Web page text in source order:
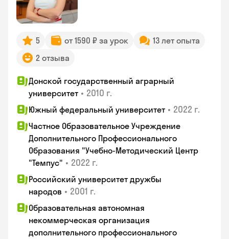
5 от 1590 ₽ за урок
13 лет опыта
2 отзыва
Донской государственный аграрный
университет • 2010 г.
Южный федеральный университет • 2022 г.
Частное Образовательное Учреждение
Дополнительного Профессионального
Образования "Учебно-Методический Центр
"Темпус" • 2022 г.
Российский университет дружбы
народов • 2001 г.
Образовательная автономная
некоммерческая организация
дополнительного профессионального